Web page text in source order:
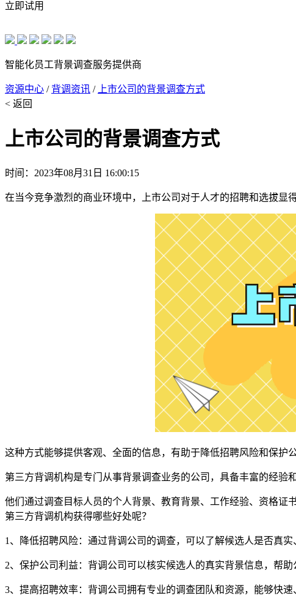
立即试用
智能化员工背景调查服务提供商
资源中心 / 背调资讯 /
上市公司的背景调查方式
< 返回
上市公司的背景调查方式
时间：2023年08月31日 16:00:15
在当今竞争激烈的商业环境中，上市公司对于人才的招聘和选拔显
这种方式能够提供客观、全面的信息，有助于降低招聘风险和保护
第三方背调机构是专门从事背景调查业务的公司，具备丰富的经验
他们通过调查目标人员的个人背景、教育背景、工作经验、资格
第三方背调机构获得哪些好处呢？
1、降低招聘风险：通过背调公司的调查，可以了解候选人是否真
2、保护公司利益：背调公司可以核实候选人的真实背景信息，帮
3、提高招聘效率：背调公司拥有专业的调查团队和资源，能够快